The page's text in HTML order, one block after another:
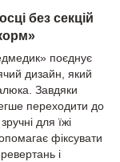
без секцій
поєднує
дизайн, який
Завдяки
переходити до
для їжі
фіксувати
і